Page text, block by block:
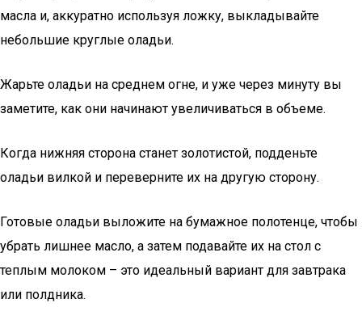
масла и, аккуратно используя ложку, выкладывайте
небольшие круглые оладьи.
Жарьте оладьи на среднем огне, и уже через минуту вы
заметите, как они начинают увеличиваться в объеме.
Когда нижняя сторона станет золотистой, подденьте
оладьи вилкой и переверните их на другую сторону.
Готовые оладьи выложите на бумажное полотенце, чтобы
убрать лишнее масло, а затем подавайте их на стол с
теплым молоком – это идеальный вариант для завтрака
или полдника.